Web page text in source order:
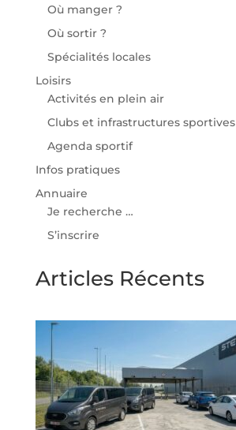
Où manger ?
Où sortir ?
Spécialités locales
Loisirs
Activités en plein air
Clubs et infrastructures sportives
Agenda sportif
Infos pratiques
Annuaire
Je recherche …
S’inscrire
Articles Récents